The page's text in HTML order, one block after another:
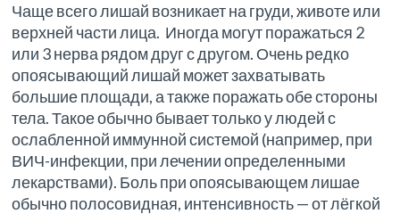
Чаще всего лишай возникает на груди, животе или
верхней части лица. Иногда могут поражаться 2
или 3 нерва рядом друг с другом. Очень редко
опоясывающий лишай может захватывать
большие площади, а также поражать обе стороны
тела. Такое обычно бывает только у людей с
ослабленной иммунной системой (например, при
ВИЧ-инфекции, при лечении определенными
лекарствами). Боль при опоясывающем лишае
обычно полосовидная, интенсивность — от лёгкой